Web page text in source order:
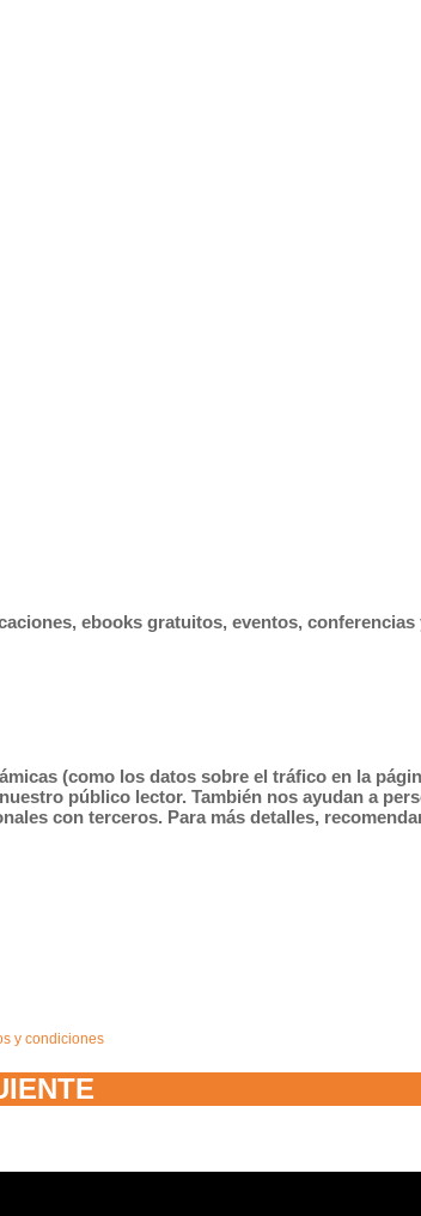
ebooks gratuitos, eventos,
(como los datos sobre el tráfico en la
público lector. También nos ayudan a
con terceros. Para más detalles,
y condiciones